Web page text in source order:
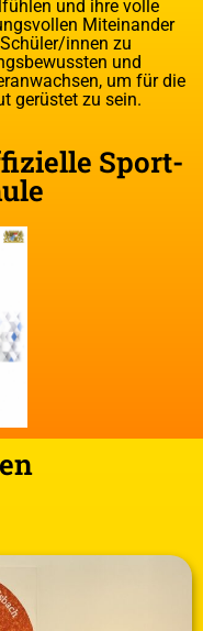
und ihre volle
Miteinander
innen zu
und
um für die
gerüstet zu sein.
Sport-